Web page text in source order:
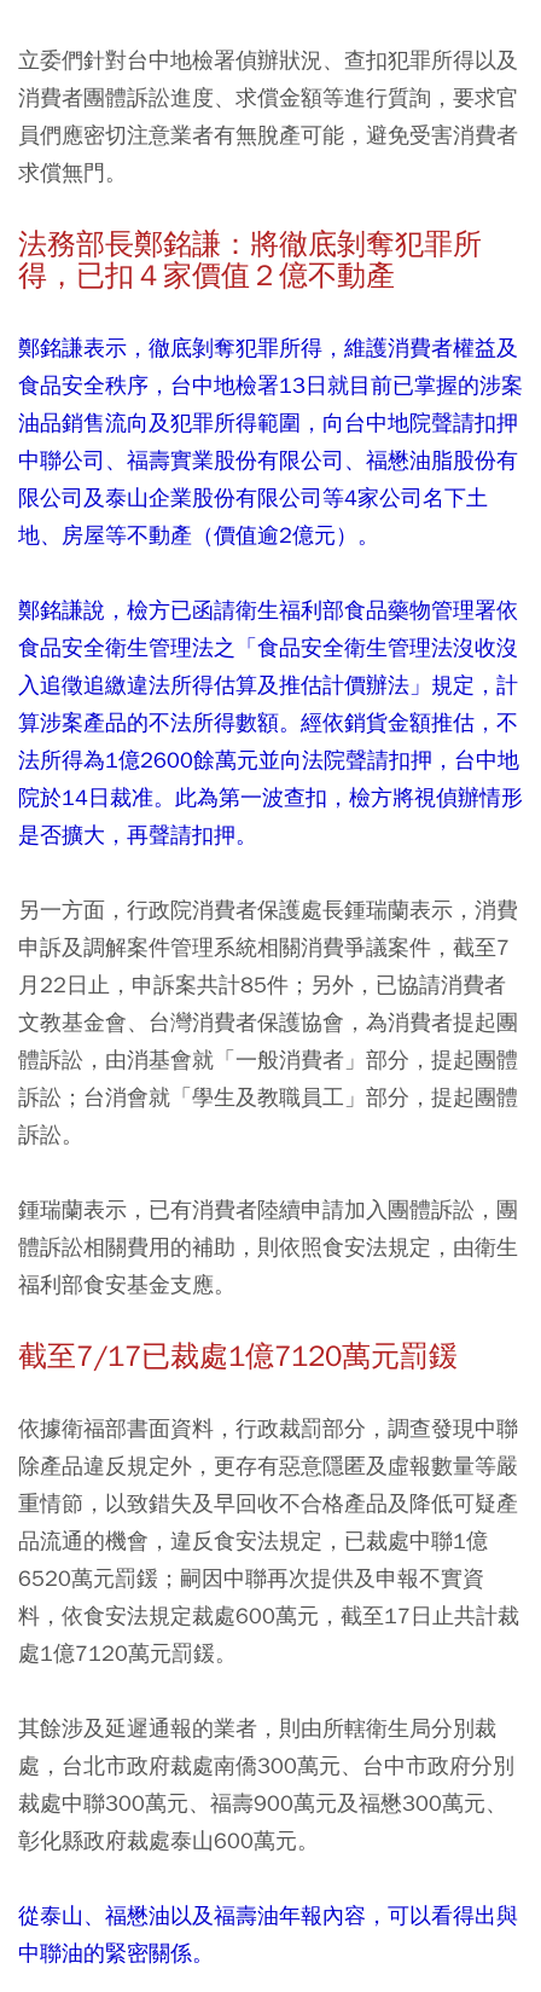
立委們針對台中地檢署偵辦狀況、查扣犯罪所得以及
消費者團體訴訟進度、求償金額等進行質詢，要求官
員們應密切注意業者有無脫產可能，避免受害消費者
求償無門。
法務部長鄭銘謙：將徹底剝奪犯罪所
得，已扣４家價值２億不動產
鄭銘謙表示，徹底剝奪犯罪所得，維護消費者權益及
食品安全秩序，台中地檢署13日就目前已掌握的涉案
油品銷售流向及犯罪所得範圍，向台中地院聲請扣押
中聯公司、福壽實業股份有限公司、福懋油脂股份有
限公司及泰山企業股份有限公司等4家公司名下土
地、房屋等不動產（價值逾2億元）。
鄭銘謙說，檢方已函請衛生福利部食品藥物管理署依
食品安全衛生管理法之「食品安全衛生管理法沒收沒
入追徵追繳違法所得估算及推估計價辦法」規定，計
算涉案產品的不法所得數額。經依銷貨金額推估，不
法所得為1億2600餘萬元並向法院聲請扣押，台中地
院於14日裁准。此為第一波查扣，檢方將視偵辦情形
是否擴大，再聲請扣押。
另一方面，行政院消費者保護處長鍾瑞蘭表示，消費
申訴及調解案件管理系統相關消費爭議案件，截至7
月22日止，申訴案共計85件；另外，已協請消費者
文教基金會、台灣消費者保護協會，為消費者提起團
體訴訟，由消基會就「一般消費者」部分，提起團體
訴訟；台消會就「學生及教職員工」部分，提起團體
訴訟。
鍾瑞蘭表示，已有消費者陸續申請加入團體訴訟，團
體訴訟相關費用的補助，則依照食安法規定，由衛生
福利部食安基金支應。
截至7/17已裁處1億7120萬元罰鍰
依據衛福部書面資料，行政裁罰部分，調查發現中聯
除產品違反規定外，更存有惡意隱匿及虛報數量等嚴
重情節，以致錯失及早回收不合格產品及降低可疑產
品流通的機會，違反食安法規定，已裁處中聯1億
6520萬元罰鍰；嗣因中聯再次提供及申報不實資
料，依食安法規定裁處600萬元，截至17日止共計裁
處1億7120萬元罰鍰。
其餘涉及延遲通報的業者，則由所轄衛生局分別裁
處，台北市政府裁處南僑300萬元、台中市政府分別
裁處中聯300萬元、福壽900萬元及福懋300萬元、
彰化縣政府裁處泰山600萬元。
從泰山、福懋油以及福壽油年報內容，可以看得出與
中聯油的緊密關係。